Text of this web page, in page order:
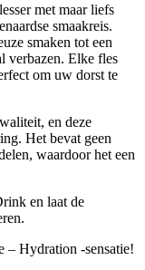
met maar liefs
smaakreis.
smaken tot een
verbazen. Elke fles
om uw dorst te
en deze
Het bevat geen
waardoor het een
en laat de
– Hydration -sensatie!